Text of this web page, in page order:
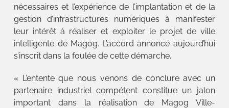
nécessaires et l’expérience de l’implantation et de la
gestion d’infrastructures numériques à manifester
leur intérêt à réaliser et exploiter le projet de ville
intelligente de Magog. L’accord annoncé aujourd’hui
s’inscrit dans la foulée de cette démarche.
« L’entente que nous venons de conclure avec un
partenaire industriel compétent constitue un jalon
important dans la réalisation de Magog Ville-